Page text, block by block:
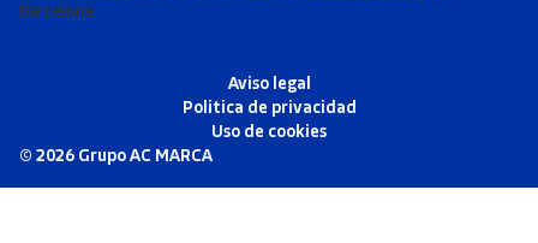
Barcelona
Aviso legal
Politica de privacidad
Uso de cookies
© 2026 Grupo AC MARCA